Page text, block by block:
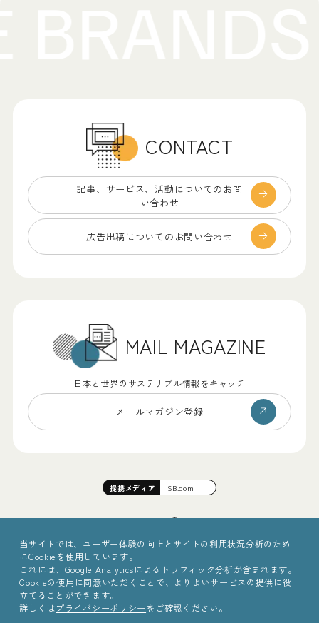
CONTACT
記事、サービス、 活動についてのお問
い合わせ
広告出稿についての お問い合わせ
MAIL MAGAZINE
日本と世界のサステナブル情報をキャッチ
メールマガジン登録
©2025 Sinc Inc.
提携メディア SB.com
当サイトでは、ユーザー体験の向上とサイトの利用状況分析のため
にCookieを使用しています。
これには、Google Analyticsによるトラフィック分析が含まれます。
Cookieの使用に同意いただくことで、よりよいサービスの提供に役
立てることができます。
詳しくはプライバシーポリシー をご確認ください。